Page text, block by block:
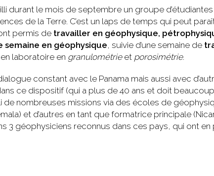
durant le mois de septembre un groupe
de la Terre. C’est un laps de temps qui peut
permis de travailler en géophysique,
semaine en géophysique, suivie d’une semaine de
laboratoire en granulométrieet porosimétrie.
constant avec le Panama mais aussi avec
ce dispositif (qui a plus de 40 ans et doit
de nombreuses missions via des écoles de
et d’autres en tant que formatrice principale
3 géophysiciens reconnus dans ces pays, qui ont